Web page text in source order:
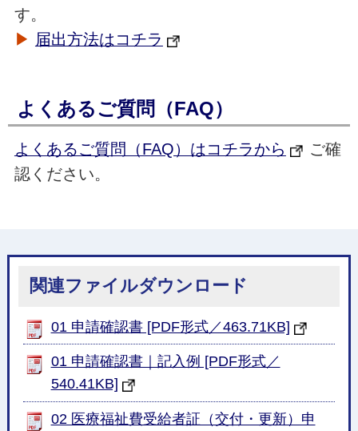
す。
▶ 届出方法はコチラ
よくあるご質問（FAQ）
よくあるご質問（FAQ）はコチラから
ご確
認ください。
関連ファイルダウンロード
01 申請確認書 [PDF形式／463.71KB]
01 申請確認書｜記入例 [PDF形式／
540.41KB]
02 医療福祉費受給者証（交付・更新）申